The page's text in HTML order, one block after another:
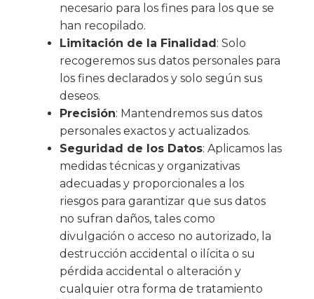
necesario para los fines para los que se
han recopilado.
Limitación de la Finalidad : Solo
recogeremos sus datos personales para
los fines declarados y solo según sus
deseos.
Precisión: Mantendremos sus datos
personales exactos y actualizados.
Seguridad de los Datos: Aplicamos las
medidas técnicas y organizativas
adecuadas y proporcionales a los
riesgos para garantizar que sus datos
no sufran daños, tales como
divulgación o acceso no autorizado, la
destrucción accidental o ilícita o su
pérdida accidental o alteración y
cualquier otra forma de tratamiento